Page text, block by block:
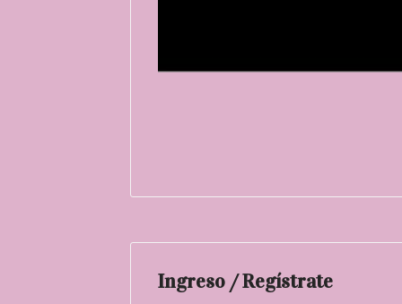
Ingreso / Regístrate